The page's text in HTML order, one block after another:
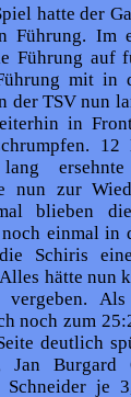
hatte der
Führung. Im
Führung auf
mit in
der TSV nun
in
lang
nun zur
blieben
noch einmal
Schiris
hätte nun
noch zum
deutlich
Jan
Schneider je